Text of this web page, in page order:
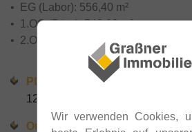
• EG (Labor): 556,40 m²
• 1.OG (Büro): 542,08 m²
• 2.OG (Büro): 529,31 m²
PLZ
1230
Ort
Wir verwenden Cookies,